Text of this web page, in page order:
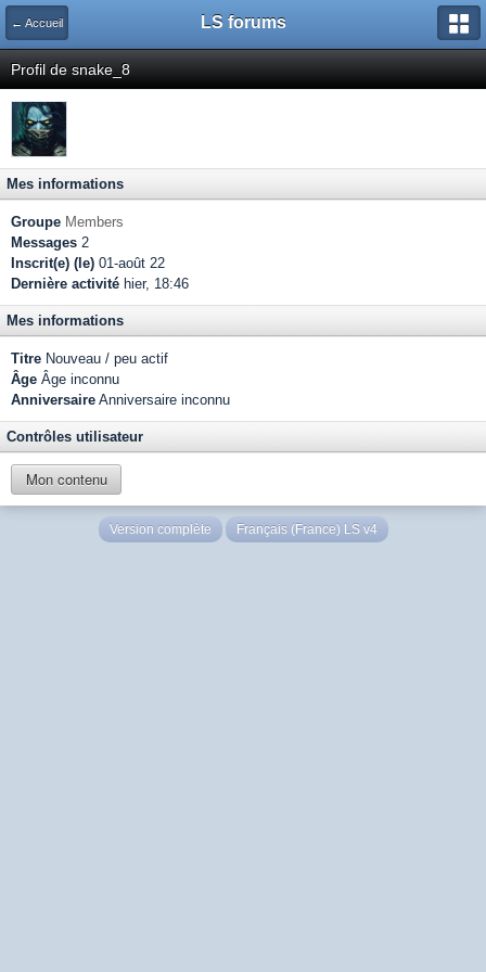
← Accueil LS forums
Profil de snake_8
Mes informations
Groupe Members
Messages 2
Inscrit(e) (le) 01-août 22
Dernière activité hier, 18:46
Mes informations
Titre Nouveau / peu actif
Âge Âge inconnu
Anniversaire Anniversaire inconnu
Contrôles utilisateur
Mon contenu
Version complète Français (France) LS v4